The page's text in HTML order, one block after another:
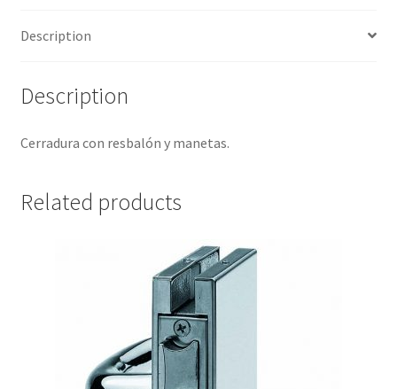
Description
Description
Cerradura con resbalón y manetas.
Related products